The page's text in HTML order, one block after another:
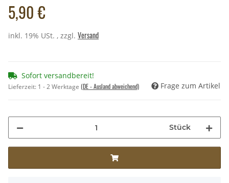
5,90 €
inkl. 19% USt. , zzgl. Versand
Sofort versandbereit!
Lieferzeit: 1 - 2 Werktage (DE - Ausland abweichend) Frage zum Artikel
Stück